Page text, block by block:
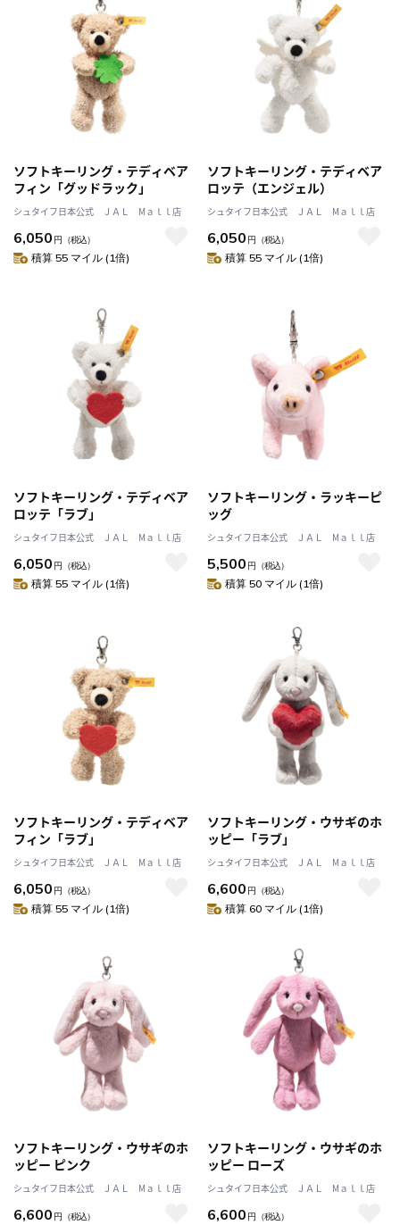
ソフトキーリング・テディベア
フィン「グッドラック」
シュタイフ日本公式 ＪＡＬ Mａｌｌ店
6,050 円 （税込）
積算 55 マイル (1倍)
ソフトキーリング・テディベア
ロッテ（エンジェル）
シュタイフ日本公式 ＪＡＬ Mａｌｌ店
6,050 円 （税込）
積算 55 マイル (1倍)
ソフトキーリング・テディベア
ロッテ「ラブ」
シュタイフ日本公式 ＪＡＬ Mａｌｌ店
6,050 円 （税込）
積算 55 マイル (1倍)
ソフトキーリング・ラッキーピ
ッグ
シュタイフ日本公式 ＪＡＬ Mａｌｌ店
5,500 円 （税込）
積算 50 マイル (1倍)
ソフトキーリング・テディベア
フィン「ラブ」
シュタイフ日本公式 ＪＡＬ Mａｌｌ店
6,050 円 （税込）
積算 55 マイル (1倍)
ソフトキーリング・ウサギのホ
ッピー「ラブ」
シュタイフ日本公式 ＪＡＬ Mａｌｌ店
6,600 円 （税込）
積算 60 マイル (1倍)
ソフトキーリング・ウサギのホ
ッピー ピンク
シュタイフ日本公式 ＪＡＬ Mａｌｌ店
6,600 円 （税込）
ソフトキーリング・ウサギのホ
ッピー ローズ
シュタイフ日本公式 ＪＡＬ Mａｌｌ店
6,600 円 （税込）